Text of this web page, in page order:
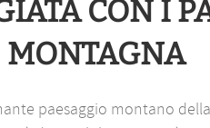
CON I
MONTAGNA
paesaggio montano